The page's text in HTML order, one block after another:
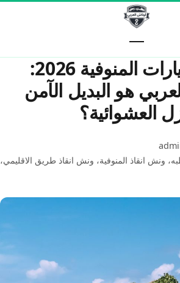
ونش انقاذ سيارات المنوفية 2026:
هو البديل الآمن
العشوائية؟
، ونش انقاذ المنوفية، ونش انقاذ طريق الاقليمي،